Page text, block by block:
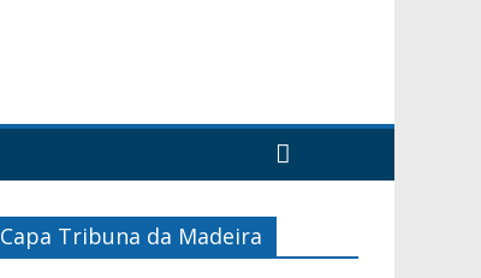
Capa Tribuna da Madeira